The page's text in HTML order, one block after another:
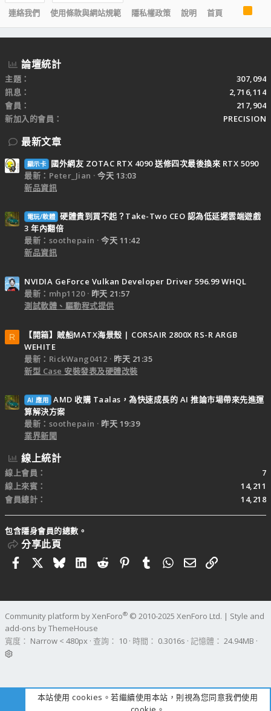
連絡我們
使用條款與網站規範 隱私權政策 說明 首頁
S
論壇統計
主題
307,094
訊息
2,716,114
會員
217,904
新加入的會員
PRECISION
最新文章
顯示卡
國外網友 ZOTAC RTX 4090 送修四次最後換來 RTX 5090
最新：Peter_Jian
今天 13:03
新品資訊
電玩/軟體 硬體貴到買不起？Take-Two CEO 認為低延遲雲端遊戲
3 年內翻倍
最新：soothepain
今天 11:42
新品資訊
NVIDIA GeForce Vulkan Developer Driver 596.99 WHQL
最新：mhp1120
昨天 21:57
測試軟體、驅動程式提供
R
【開箱】賊船MATX海景殼 | CORSAIR 2800X RS-R ARGB
WEHITE
最新：RickWang0412
昨天 21:35
新型 Case 安裝發表及硬體改裝
AI 應用 AMD 收購 Taalas，為快速成長的 AI 推論市場帶來先進運
算解決方案
最新：soothepain
昨天 19:39
業界新聞
線上統計
線上會員
7
線上來賓
14,211
會員總計
14,218
包含隱身會員的總數。
分享此頁
FacebookBlueskyLinkedIn
RedditPinterestTumblrWhatsApp
電子郵件
連結
Community platform by XenForo® © 2010-2025 XenForo Ltd. | Style and
add-ons by ThemeHouse
寬度
查詢 10 時間 0.3016s 記憶體 24.94MB
本站使用 cookies。若繼續使用本站，則視為您同意我們使用